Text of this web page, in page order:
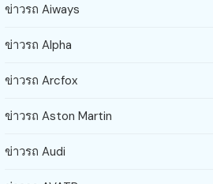
ข่าวรถ Aiways
ข่าวรถ Alpha
ข่าวรถ Arcfox
ข่าวรถ Aston Martin
ข่าวรถ Audi